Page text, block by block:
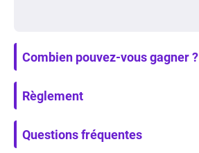
Combien pouvez-vous gagner ?
Règlement
Questions fréquentes